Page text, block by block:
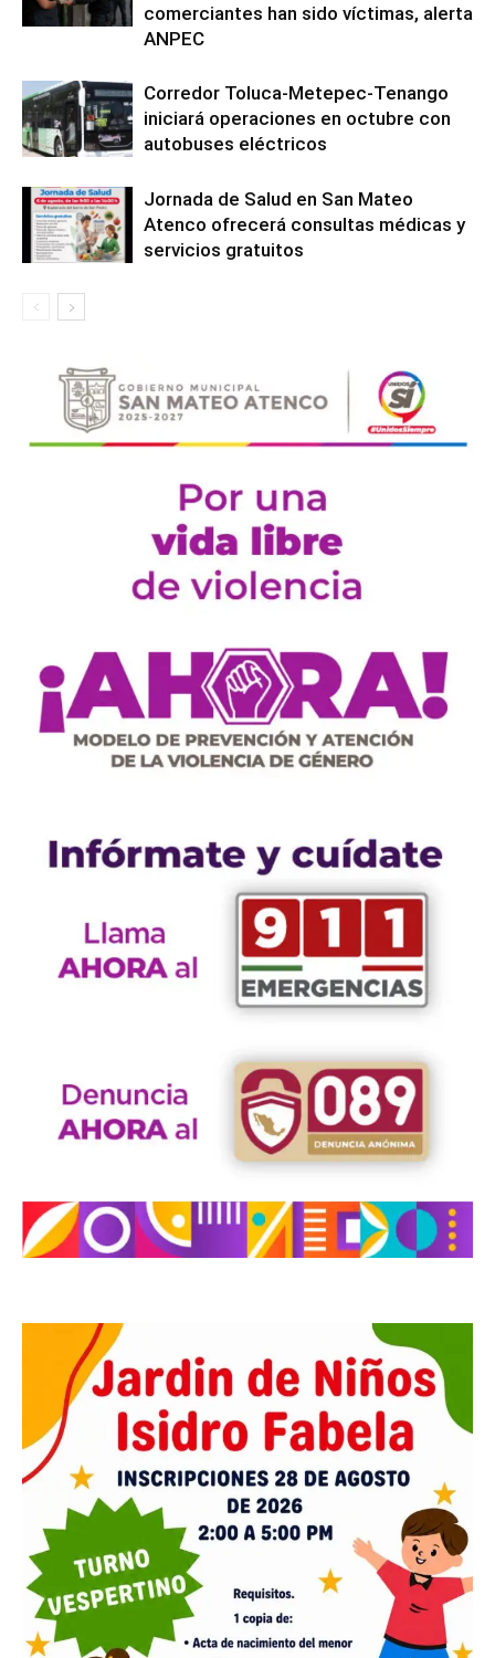
comerciantes han sido víctimas, alerta
ANPEC
Corredor Toluca-Metepec-Tenango
iniciará operaciones en octubre con
autobuses eléctricos
Jornada de Salud en San Mateo
Atenco ofrecerá consultas médicas y
servicios gratuitos